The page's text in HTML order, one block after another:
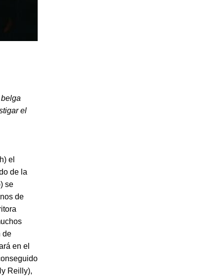
el
el
de la
se
de
de
en el
Reilly),